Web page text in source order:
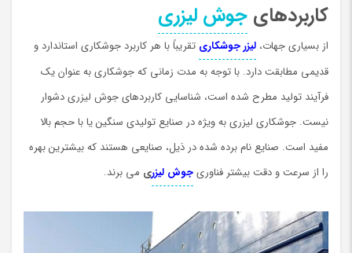
کاربردهای جوش لیزری
از بسیاری جهات، لیزر جوشکاری تقریباً با هر کاربرد جوشکاری استاندارد و
قدیمی مطابقت دارد. با توجه به مدت زمانی که جوشکاری به عنوان یک
فرآیند تولید مطرح شده است، شناسایی کاربردهای جوش لیزری دشوار
نیست. جوشکاری لیزری به ویژه در صنایع تولیدی سنگین یا با حجم بالا
مفید است. صنايع نام برده شده در ذيل، صنایعی هستند که بیشترین بهره
را از سرعت و دقت بیشتر فناوریجوش لیزری می برند.